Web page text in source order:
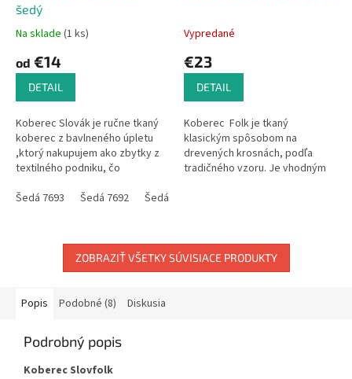
šedý
Na sklade (1 ks)
od €14
DETAIL
Koberec Slovák je ručne tkaný
koberec z bavlneného úpletu
,ktorý nakupujem ako zbytky z
textilného podniku, čo
kobercov.Tieto bývajú
Šedá 7693 Šedá 7692 Šedá 0946
Vypredané
€23
DETAIL
Koberec Folk je tkaný
klasickým spôsobom na
drevených krosnách, podľa
tradičného vzoru. Je vhodným
ZOBRAZIŤ VŠETKY SÚVISIACE PRODUKTY
Popis Podobné (8) Diskusia
Podrobný popis
Koberec Slovfolk